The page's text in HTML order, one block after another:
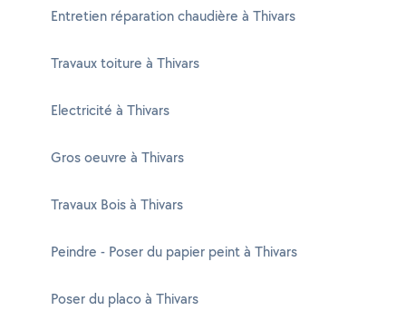
Entretien réparation chaudière à Thivars
Travaux toiture à Thivars
Electricité à Thivars
Gros oeuvre à Thivars
Travaux Bois à Thivars
Peindre - Poser du papier peint à Thivars
Poser du placo à Thivars